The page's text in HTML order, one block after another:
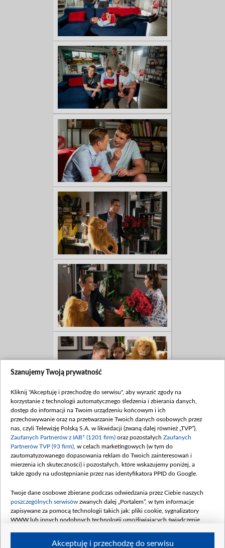
Szanujemy Twoją prywatność
Kliknij "Akceptuję i przechodzę do serwisu", aby wyrazić zgody na
korzystanie z technologii automatycznego śledzenia i zbierania danych,
dostęp do informacji na Twoim urządzeniu końcowym i ich
przechowywanie oraz na przetwarzanie Twoich danych osobowych przez
nas, czyli Telewizję Polską S.A. w likwidacji (zwaną dalej również „TVP”),
Zaufanych Partnerów z IAB* (1201 firm) oraz pozostałych Zaufanych
Partnerów TVP (93 firm) , w celach marketingowych (w tym do
zautomatyzowanego dopasowania reklam do Twoich zainteresowań i
mierzenia ich skuteczności) i pozostałych, które wskazujemy poniżej, a
także zgody na udostępnianie przez nas identyfikatora PPID do Google.
Twoje dane osobowe zbierane podczas odwiedzania przez Ciebie naszych
poszczególnych serwisów zwanych dalej „Portalem”, w tym informacje
zapisywane za pomocą technologii takich jak: pliki cookie, sygnalizatory
WWW lub innych podobnych technologii umożliwiających świadczenie
Akceptuję i przechodzę do serwisu